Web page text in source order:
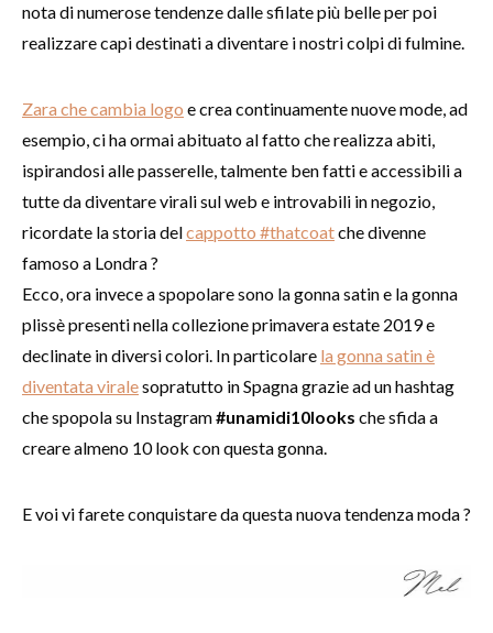
nota di numerose tendenze dalle sfilate più belle per poi
realizzare capi destinati a diventare i nostri colpi di fulmine.
Zara che cambia logo e crea continuamente nuove mode, ad
esempio, ci ha ormai abituato al fatto che realizza abiti,
ispirandosi alle passerelle, talmente ben fatti e accessibili a
tutte da diventare virali sul web e introvabili in negozio,
ricordate la storia delcappotto #thatcoatche divenne
famoso a Londra ?
Ecco, ora invece a spopolare sono la gonna satin e la gonna
plissè presenti nella collezione primavera estate 2019 e
declinate in diversi colori. In particolare la gonna satin è
diventata viralesopratutto in Spagna grazie ad un hashtag
che spopola su Instagram#unamidi10looks che sfida a
creare almeno 10 look con questa gonna.
E voi vi farete conquistare da questa nuova tendenza moda ?